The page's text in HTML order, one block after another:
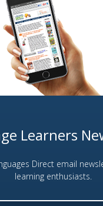
Learners
Direct email
learning enthusiasts.